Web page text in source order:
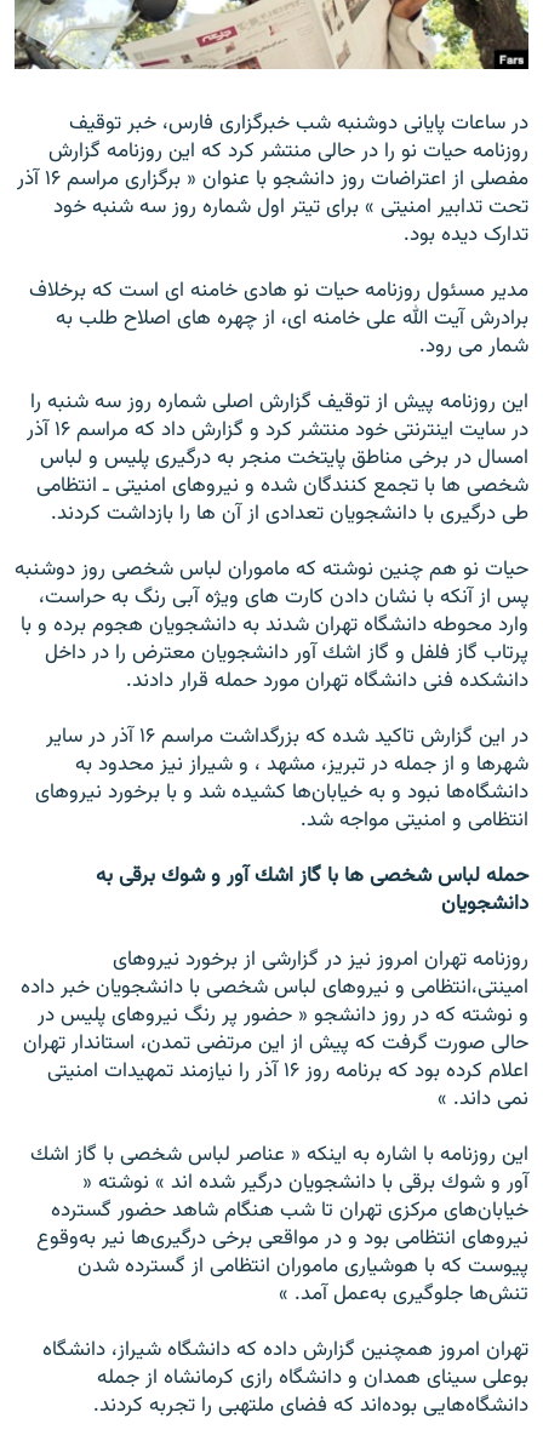
زبان‌های دیگر
در ساعات پايانى دوشنبه شب خبرگزارى فارس، خبر توقيف
روزنامه حيات نو را در حالى منتشر كرد كه اين روزنامه گزارش
مفصلى از اعتراضات روز دانشجو با عنوان « برگزارى مراسم ۱۶ آذر
تحت تدابير امنيتى » براى تيتر اول شماره روز سه شنبه خود
تدارک ديده بود.
مدير مسئول روزنامه حيات نو هادى خامنه اى است كه برخلاف
برادرش آيت الله على خامنه اى، از چهره هاى اصلاح طلب به
شمار مى رود.
اين روزنامه پيش از توقيف گزارش اصلى شماره روز سه شنبه را
در سايت اينترنتى خود منتشر كرد و گزارش داد كه مراسم ۱۶ آذر
امسال در برخى مناطق پايتخت منجر به درگيرى پليس و لباس
شخصى ها با تجمع كنندگان شده و نيروهاى امنيتى ـ انتظامى
طى درگيرى با دانشجويان تعدادى از آن ها را بازداشت كردند.
حيات نو هم چنين نوشته كه ماموران لباس شخصى روز دوشنبه
پس از آنكه با نشان دادن كارت هاى ويژه آبى رنگ به حراست،
وارد محوطه دانشگاه تهران شدند به دانشجويان هجوم برده و با
پرتاب گاز فلفل و گاز اشك آور دانشجويان معترض را در داخل
دانشكده فنى دانشگاه تهران مورد حمله قرار دادند.
در اين گزارش تاكيد شده كه بزرگداشت مراسم ۱۶ آذر در ساير
شهرها و از جمله در تبريز، مشهد ، و شيراز نيز محدود به
دانشگاه‌ها نبود و به خيابان‌ها كشيده شد و با برخورد نيروهاى
انتظامى و امنيتى مواجه شد.
حمله لباس شخصى ها با گاز اشك آور و شوك برقى به
دانشجويان
روزنامه تهران امروز نيز در گزارشى از برخورد نيروهاى
امينتى،انتظامى و نيروهاى لباس شخصى با دانشجويان خبر داده
و نوشته كه در روز دانشجو « حضور پر رنگ نيروهاى پليس در
حالى صورت گرفت كه پيش از اين مرتضى تمدن، استاندار تهران
اعلام كرده بود كه برنامه روز ۱۶ آذر را نيازمند تمهيدات امنيتى
نمى ‌داند. »
اين روزنامه با اشاره به اينكه « عناصر لباس شخصى با گاز اشك
آور و شوك برقى با دانشجويان درگير شده اند » نوشته «
خيابان‌هاى مركزى تهران تا شب هنگام شاهد حضور گسترده
نيروهاى انتظامى بود و در مواقعى برخى درگيرى‌ها نير به‌وقوع
پيوست كه با هوشيارى ماموران انتظامى از گسترده شدن
تنش‌ها جلوگيرى به‌عمل آمد. »
تهران امروز همچنين گزارش داده كه دانشگاه شيراز، دانشگاه
بوعلى سيناى همدان و دانشگاه رازى كرمانشاه از جمله
دانشگاه‌هايى بوده‌اند كه فضاى ملتهبى را تجربه‌ كردند.